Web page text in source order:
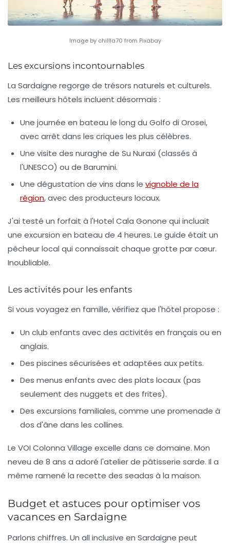
Image by chillla70 from Pixabay
Les excursions incontournables
La Sardaigne regorge de trésors naturels et culturels.
Les meilleurs hôtels incluent désormais :
Une journée en bateau le long du Golfo di Orosei,
avec arrêt dans les criques les plus célèbres.
Une visite des nuraghe de Su Nuraxi (classés à
l'UNESCO) ou de Barumini.
Une dégustation de vins dans le vignoble de la
région, avec des producteurs locaux.
J'ai testé un forfait à l'Hotel Cala Gonone qui incluait
une excursion en bateau de 4 heures. Le guide était un
pêcheur local qui connaissait chaque grotte par cœur.
Inoubliable.
Les activités pour les enfants
Si vous voyagez en famille, vérifiez que l'hôtel propose :
Un club enfants avec des activités en français ou en
anglais.
Des piscines sécurisées et adaptées aux petits.
Des menus enfants avec des plats locaux (pas
seulement des nuggets et des frites).
Des excursions familiales, comme une promenade à
dos d'âne dans les collines.
Le VOI Colonna Village excelle dans ce domaine. Mon
neveu de 8 ans a adoré l'atelier de pâtisserie sarde. Il a
même ramené la recette des seadas à la maison.
Budget et astuces pour optimiser vos
vacances en Sardaigne
Parlons chiffres. Un all inclusive en Sardaigne peut